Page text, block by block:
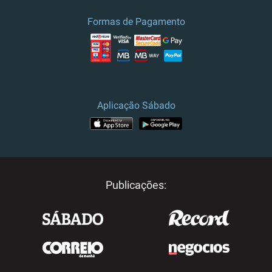
Formas de Pagamento
Aplicação Sábado
Publicações: